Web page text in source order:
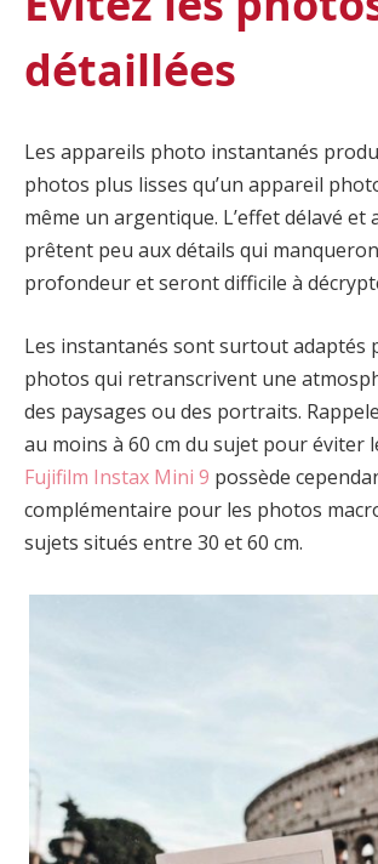
détaillées
Les appareils photo instantanés
photos plus lisses qu’un appareil
même un argentique. L’effet délavé et
prêtent peu aux détails qui
profondeur et seront difficile à
Les instantanés sont surtout adaptés
photos qui retranscrivent une
des paysages ou des portraits.
au moins à 60 cm du sujet pour éviter
Fujifilm Instax Mini 9 possède
complémentaire pour les photos
sujets situés entre 30 et 60 cm.